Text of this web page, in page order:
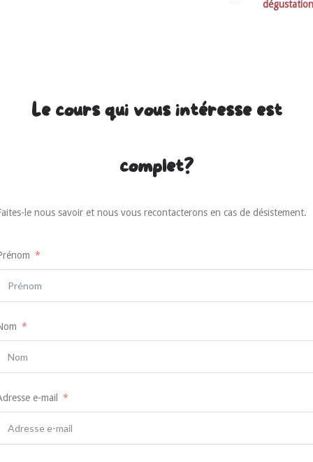
Le cours qui vous intéresse est
complet?
le nous savoir et nous vous recontacterons en cas de désistement.
e-mail